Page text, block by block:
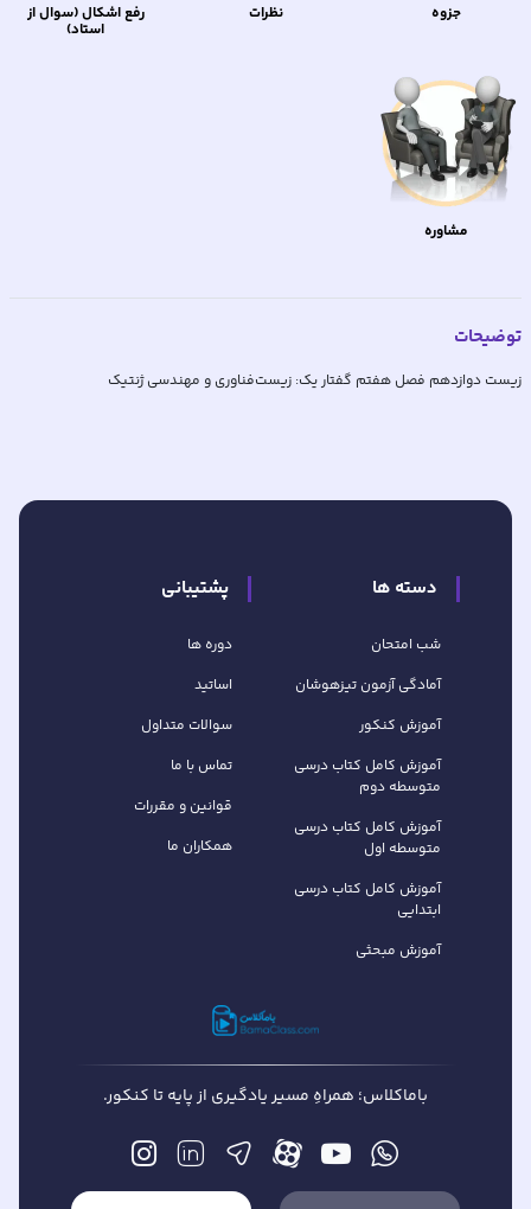
جزوه نظرات رفع اشکال (سوال از
استاد)
مشاوره
توضیحات
زیست دوازدهم فصل هفتم گفتار یک: زیست‌فناوری و مهندسی ژنتیک
دسته ها
شب امتحان
آمادگی آزمون تیزهوشان
آموزش کنکور
آموزش کامل کتاب‌ درسی
متوسطه دوم
آموزش کامل کتاب‌ درسی
متوسطه اول
آموزش کامل کتاب درسی
ابتدایی
آموزش مبحثی
پشتیبانی
دوره ها
اساتید
سوالات متداول
تماس با ما
قوانین و مقررات
همکاران ما
باماکلاس؛ همراهِ مسیر یادگیری از پایه تا کنکور.